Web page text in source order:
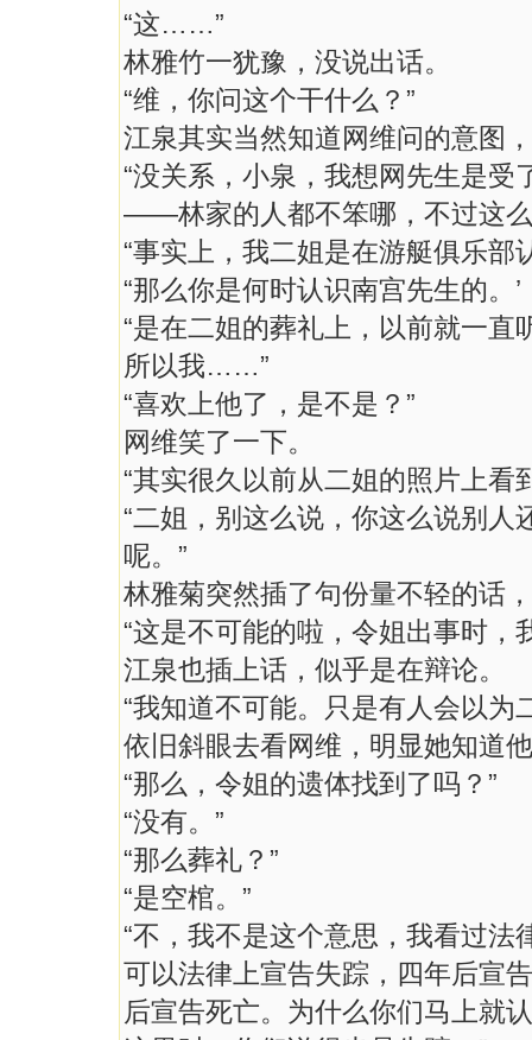
“这……”
林雅竹一犹豫，没说出话。
“维，你问这个干什么？”
江泉其实当然知道网维问的意图
“没关系，小泉，我想网先生是受
——林家的人都不笨哪，不过这
“事实上，我二姐是在游艇俱乐部
“那么你是何时认识南宫先生的。’
“是在二姐的葬礼上，以前就一
所以我……”
“喜欢上他了，是不是？”
网维笑了一下。
“其实很久以前从二姐的照片上看
“二姐，别这么说，你这么说别
呢。”
林雅菊突然插了句份量不轻的话
“这是不可能的啦，令姐出事时，
江泉也插上话，似乎是在辩论。
“我知道不可能。只是有人会以为
依旧斜眼去看网维，明显她知道
“那么，令姐的遗体找到了吗？”
“没有。”
“那么葬礼？”
“是空棺。”
“不，我不是这个意思，我看过
可以法律上宣告失踪，四年后宣
后宣告死亡。为什么你们马上就